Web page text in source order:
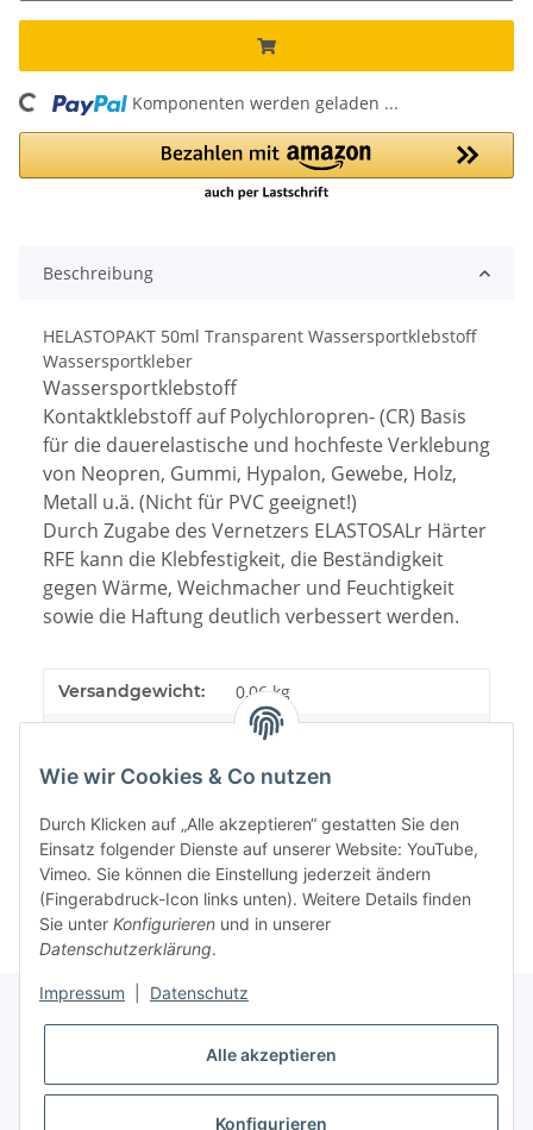
Loading... Komponenten werden geladen ...
Beschreibung
HELASTOPAKT 50ml Transparent Wassersportklebstoff
Wassersportkleber
Wassersportklebstoff
Kontaktklebstoff auf Polychloropren- (CR) Basis
für die dauerelastische und hochfeste Verklebung
von Neopren, Gummi, Hypalon, Gewebe, Holz,
Metall u.ä. (Nicht für PVC geeignet!)
Durch Zugabe des Vernetzers ELASTOSALr Härter
RFE kann die Klebfestigkeit, die Beständigkeit
gegen Wärme, Weichmacher und Feuchtigkeit
sowie die Haftung deutlich verbessert werden.
Versandgewicht: 0,06 kg
0,05 kg
Wie wir Cookies & Co nutzen
Durch Klicken auf „Alle akzeptieren“ gestatten Sie den
Einsatz folgender Dienste auf unserer Website: YouTube,
Vimeo. Sie können die Einstellung jederzeit ändern
(Fingerabdruck-Icon links unten). Weitere Details finden
Sie unter Konfigurieren und in unserer
Datenschutzerklärung.
Impressum Datenschutz
Alle akzeptieren
Konfigurieren